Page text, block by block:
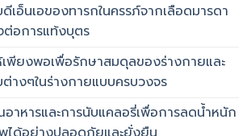
เอ็นเอของทารกในครรภ์จากเลือดมารดา
ต่อการแท้งบุตร
เพียงพอเพื่อรักษาสมดุลของร่างกายและ
างๆในร่างกายแบบครบวงจร
าหารและการนับแคลอรี่เพื่อการลดน้ำหนัก